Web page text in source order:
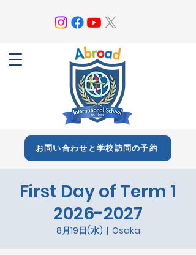
お問い合わせと学校訪問の予約
First Day of Term 1
2026-2027
8月19日(水)
  |
Osaka